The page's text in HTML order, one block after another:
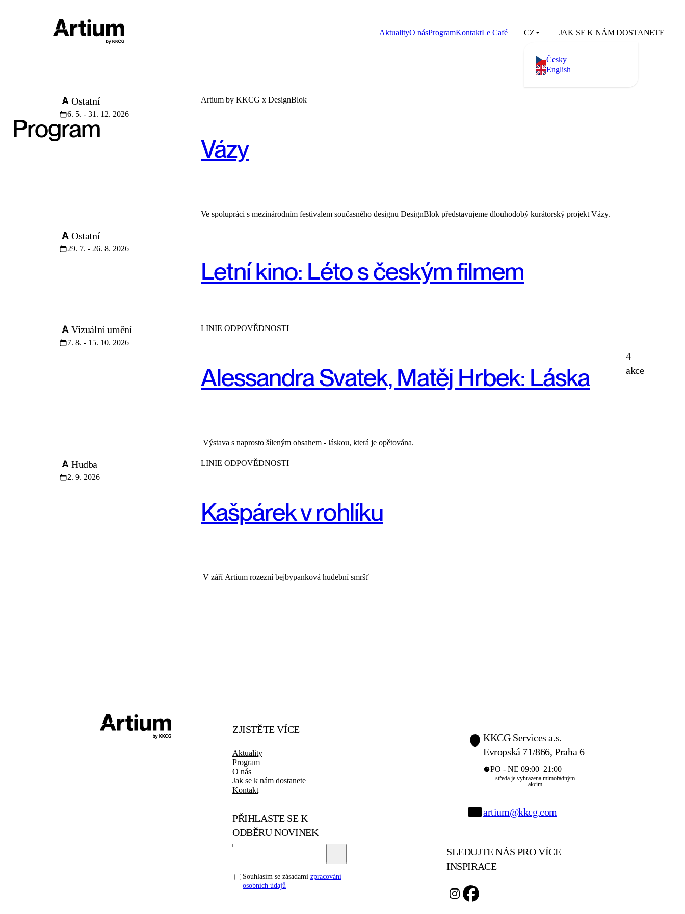
AktualityO násProgramKontaktLe Café CZ
Česky
English
JAK SE K NÁM DOSTANETE
Program
ZOBRAZIT VŠE
Artium by KKCG x DesignBlok
Vázy
Ve spolupráci s mezinárodním festivalem současného designu DesignBlok představujeme dlouhodobý kurátorský projekt Vázy.
Ostatní
6. 5. - 31. 12. 2026
Letní kino: Léto s českým filmem
Ostatní
29. 7. - 26. 8. 2026
LINIE ODPOVĚDNOSTI
Alessandra Svatek, Matěj Hrbek: Láska
Výstava s naprosto šíleným obsahem - láskou, která je opětována.
Vizuální umění
7. 8. - 15. 10. 2026
LINIE ODPOVĚDNOSTI
Kašpárek v rohlíku
V září Artium rozezní bejbypanková hudební smršť
Hudba
2. 9. 2026
4
akce
ZJISTĚTE VÍCE
Aktuality
Program
O nás
Jak se k nám dostanete
Kontakt
PŘIHLASTE SE K
ODBĚRU NOVINEK
Souhlasím se zásadami zpracování
osobních údajů
KKCG Services a.s.
Evropská 71/866, Praha 6
PO - NE 09:00–21:00
středa je vyhrazena mimořádným
akcím
artium@kkcg.com
SLEDUJTE NÁS PRO VÍCE
INSPIRACE